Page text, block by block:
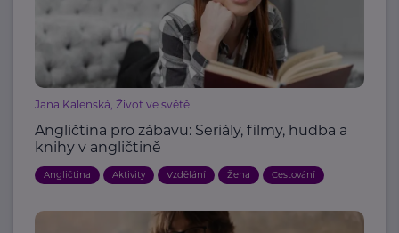
Jana Kalenská, Život ve světě
Angličtina pro zábavu: Seriály, filmy, hudba a
knihy v angličtině
Angličtina Aktivity Vzdělání Žena Cestování